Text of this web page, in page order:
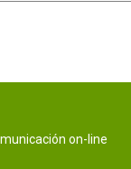
on-line